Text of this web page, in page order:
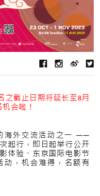
之截止日期将延长至8月
会啦！
海外交流活动之一 ——
起行，即日起举行公开
体验、东京国际电影节
动，机会难得，名额有